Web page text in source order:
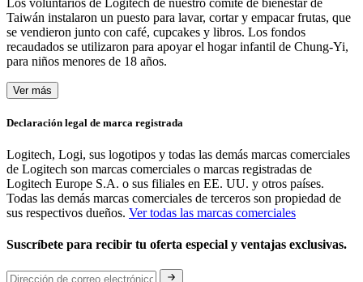
Taiwán instalaron un puesto para lavar, cortar y empacar frutas, que
se vendieron junto con café, cupcakes y libros. Los fondos
recaudados se utilizaron para apoyar el hogar infantil de Chung-Yi,
para niños menores de 18 años.
Ver más
Declaración legal de marca registrada
Logitech, Logi, sus logotipos y todas las demás marcas comerciales
de Logitech son marcas comerciales o marcas registradas de
Logitech Europe S.A. o sus filiales en EE. UU. y otros países.
Todas las demás marcas comerciales de terceros son propiedad de
sus respectivos dueños. Ver todas las marcas comerciales
Suscríbete para recibir tu oferta especial y ventajas exclusivas.